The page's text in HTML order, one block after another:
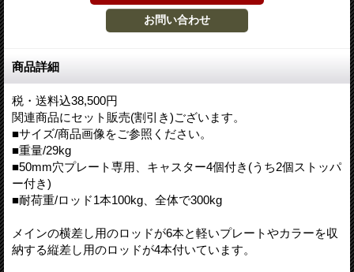
商品詳細
税・送料込38,500円
関連商品にセット販売(割引き)ございます。
■サイズ/商品画像をご参照ください。
■重量/29kg
■50mm穴プレート専用、キャスター4個付き(うち2個ストッパ
ー付き)
■耐荷重/ロッド1本100kg、全体で300kg
メインの横差し用のロッドが6本と軽いプレートやカラーを収
納する縦差し用のロッドが4本付いています。